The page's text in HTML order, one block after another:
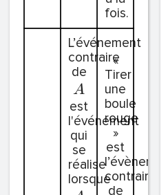
fois.
L’événement
contraire
de
A
est
l'événement
qui
se
réalise
lorsque
«
Tirer
une
boule
rouge
»
est
l’évènement
contraire
de